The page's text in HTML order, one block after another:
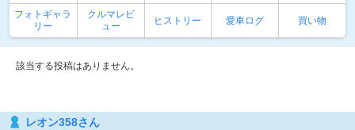
フォトギャラ
リー
クルマレビ
ュー
ヒストリー 愛車ログ 買い物
該当する投稿はありません。
レオン358さん